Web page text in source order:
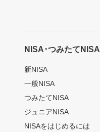
NISA･つみたてNISA
新NISA
一般NISA
つみたてNISA
ジュニアNISA
NISAをはじめるには